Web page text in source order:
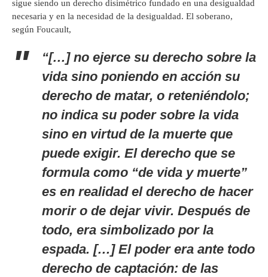
sigue siendo un derecho disimétrico fundado en una desigualdad
necesaria y en la necesidad de la desigualdad. El soberano,
según Foucault,
“[…] no ejerce su derecho sobre la
vida sino poniendo en acción su
derecho de matar, o reteniéndolo;
no indica su poder sobre la vida
sino en virtud de la muerte que
puede exigir. El derecho que se
formula como “de vida y muerte”
es en realidad el derecho de hacer
morir o de dejar vivir. Después de
todo, era simbolizado por la
espada. […] El poder era ante todo
derecho de captación: de las